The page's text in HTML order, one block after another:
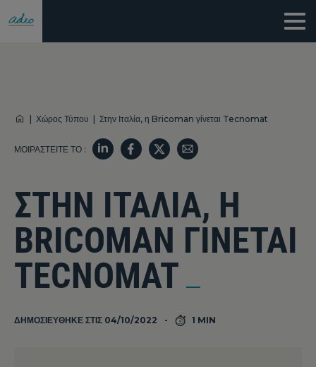
Χώρος Τύπου Στην Ιταλία, η Bricoman γίνεται Tecnomat
ΜΟΙΡΑΣΤΕΊΤΕ ΤΟ :
ΣΤΗΝ ΙΤΑΛΊΑ, Η
BRICOMAN ΓΊΝΕΤΑΙ
TECNOMAT
ΔΗΜΟΣΙΕΎΘΗΚΕ ΣΤΙΣ 04/10/2022 1 MIN